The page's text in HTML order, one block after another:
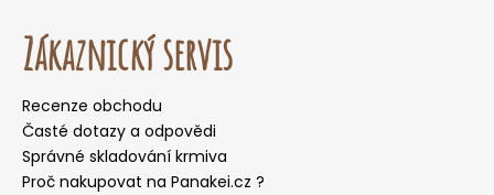
Zákaznický servis
Recenze obchodu
Časté dotazy a odpovědi
Správné skladování krmiva
Proč nakupovat na Panakei.cz ?